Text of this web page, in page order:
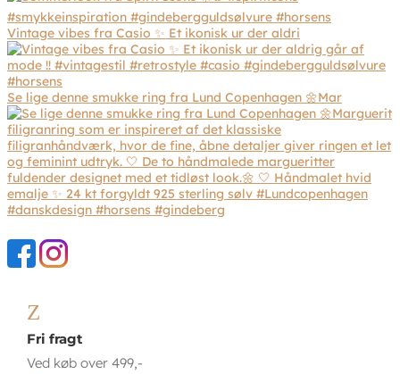
Vintage vibes fra Casio ✨ Et ikonisk ur der aldri
Se lige denne smukke ring fra Lund Copenhagen 🌼Mar
Z
Fri fragt
Ved køb over 499,-